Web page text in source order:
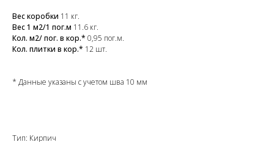
Вес коробки 11 кг.
Вес 1 м2/1 пог.м 11.6 кг.
Кол. м2/ пог. в кор.* 0,95 пог.м.
Кол. плитки в кор.* 12 шт.
* Данные указаны с учетом шва 10 мм
Тип: Кирпич